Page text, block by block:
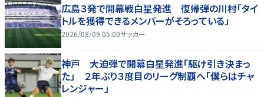
広島３発で開幕戦白星発進 復帰弾の川村「タイ
トルを獲得できるメンバーがそろっている」
2026/08/09 05:00サッカー
神戸 大迫弾で開幕白星発進「駆け引き決まっ
た」 ２年ぶり３度目のリーグ制覇へ「僕らはチャ
レンジャー」